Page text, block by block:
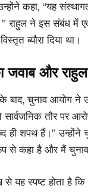
कहा, “यह
राहुल ने इस संबंध में
ब्यौरा दिया था।
और राहुल
के बाद, चुनाव आयोग
सार्वजनिक तौर पर
ही शपथ हैं।”
से कहा है और मैं
यह स्पष्ट होता है